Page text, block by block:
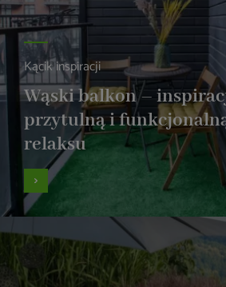
Kącik inspiracji
Wąski balkon –
przytulną i
relaksu